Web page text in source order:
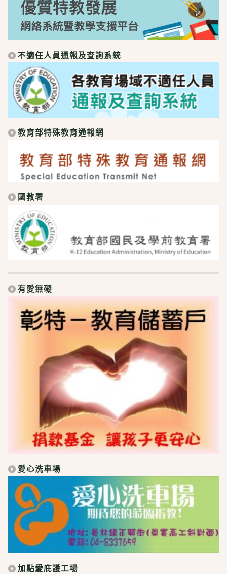
不適任人員通報及查詢系統
教育部特殊教育通報網
國教署
有愛無礙
愛心洗車場
加點愛庇護工場